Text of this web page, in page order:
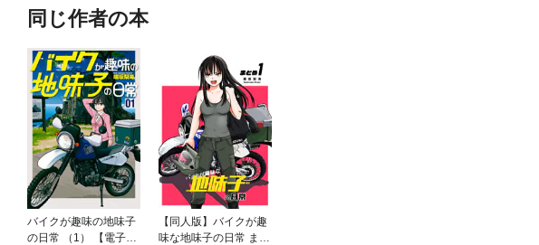
同じ作者の本
バイクが趣味の地味子
の日常 （1） 【電子版
【同人版】バイクが趣
味な地味子の日常 まと